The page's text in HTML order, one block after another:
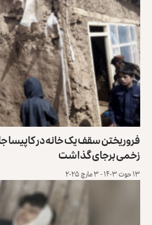
فروریختن سقف یک خانه در کاپیسا
زخمی برجای گذاشت
۱۳ حوت ۱۴۰۳ - ۳ مارچ ۲۰۲۵